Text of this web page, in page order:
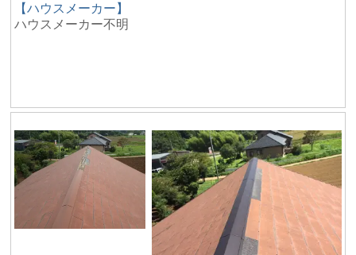
【ハウスメーカー】
ハウスメーカー不明